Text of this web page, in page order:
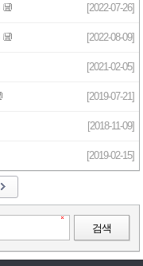
[2022-07-26]
[2022-08-09]
[2021-02-05]
[2019-07-21]
[2018-11-09]
[2019-02-15]
검색